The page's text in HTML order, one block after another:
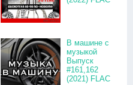
В машине с
музыкой
Выпуск
#161,162
(2021) FLAC